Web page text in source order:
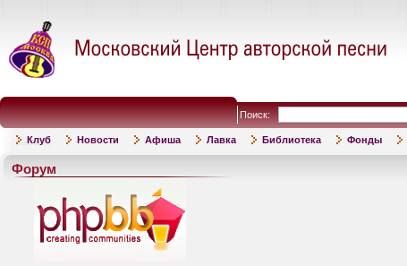
Поиск:
Клуб Новости Афиша Лавка Библиотека Фонды
Форум